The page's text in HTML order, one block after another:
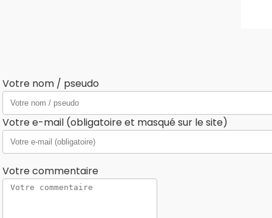
Votre nom / pseudo
Votre e-mail (obligatoire et masqué sur le site)
Votre commentaire